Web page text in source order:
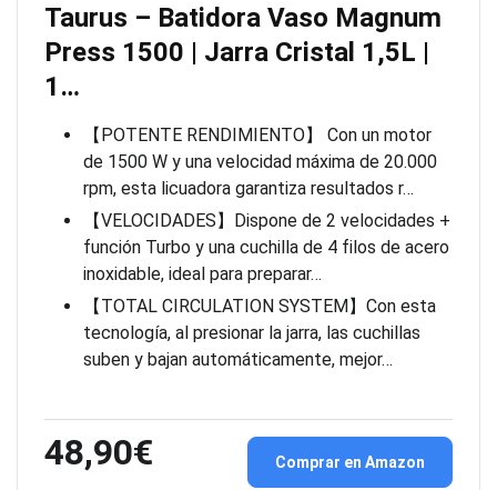
Taurus – Batidora Vaso Magnum
Press 1500 | Jarra Cristal 1,5L |
1…
【POTENTE RENDIMIENTO】 Con un motor
de 1500 W y una velocidad máxima de 20.000
rpm, esta licuadora garantiza resultados r…
【VELOCIDADES】Dispone de 2 velocidades +
función Turbo y una cuchilla de 4 filos de acero
inoxidable, ideal para preparar…
【TOTAL CIRCULATION SYSTEM】Con esta
tecnología, al presionar la jarra, las cuchillas
suben y bajan automáticamente, mejor…
48,90€ Comprar en Amazon